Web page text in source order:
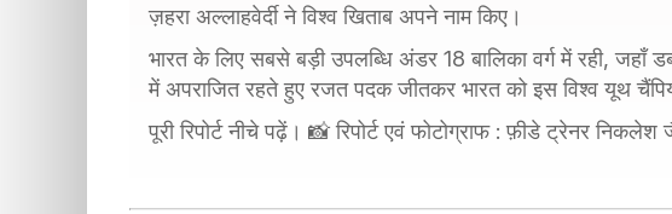
ज़हरा अल्लाहवेर्दी ने विश्व खिताब अपने नाम किए।
भारत के लिए सबसे बड़ी उपलब्धि अंडर 18 बालिका वर्ग में रही, जहाँ
में अपराजित रहते हुए रजत पदक जीतकर भारत को इस विश्व यूथ
पूरी रिपोर्ट नीचे पढ़ें। 📸 रिपोर्ट एवं फोटोग्राफ : फ़ीडे ट्रेनर निकलेश